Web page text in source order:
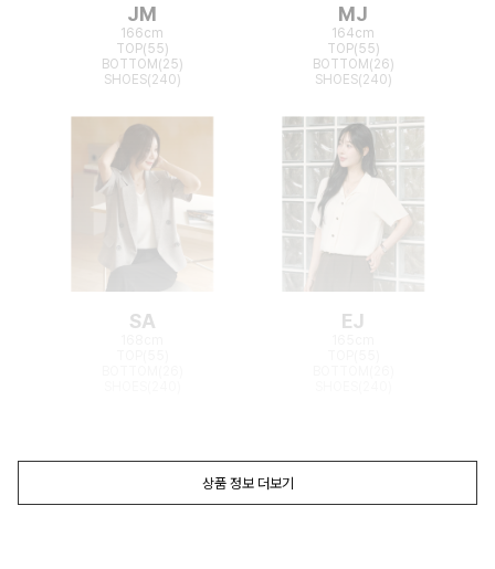
JM
166cm
TOP(55)
BOTTOM(25)
SHOES(240)
MJ
164cm
TOP(55)
BOTTOM(26)
SHOES(240)
SA EJ
상품 정보 더보기